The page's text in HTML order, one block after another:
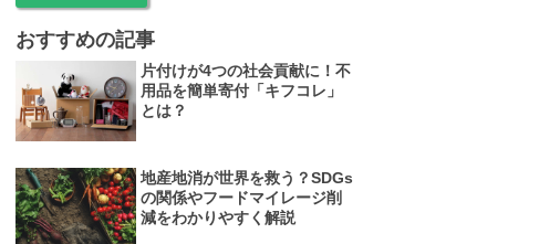
おすすめの記事
片付けが4つの社会貢献に！不
用品を簡単寄付「キフコレ」
とは？
地産地消が世界を救う？SDGs
の関係やフードマイレージ削
減をわかりやすく解説